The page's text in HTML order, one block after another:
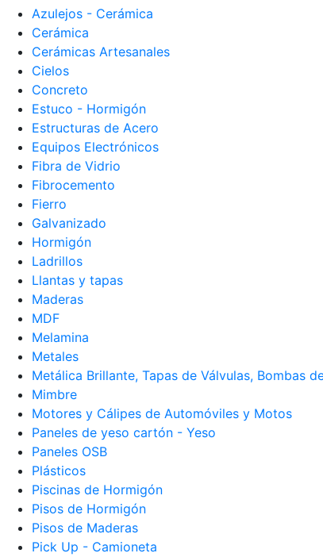
Azulejos - Cerámica
Cerámica
Cerámicas Artesanales
Cielos
Concreto
Estuco - Hormigón
Estructuras de Acero
Equipos Electrónicos
Fibra de Vidrio
Fibrocemento
Fierro
Galvanizado
Hormigón
Ladrillos
Llantas y tapas
Maderas
MDF
Melamina
Metales
Metálica Brillante, Tapas de Válvulas, Bombas
Mimbre
Motores y Cálipes de Automóviles y Motos
Paneles de yeso cartón - Yeso
Paneles OSB
Plásticos
Piscinas de Hormigón
Pisos de Hormigón
Pisos de Maderas
Pick Up - Camioneta